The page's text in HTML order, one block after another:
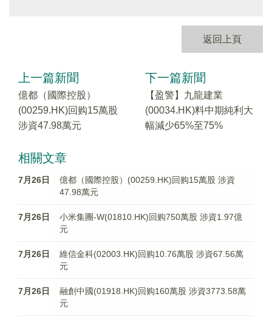
返回上頁
上一篇新聞
億都（國際控股）
(00259.HK)回购15萬股
涉資47.98萬元
下一篇新聞
【盈警】九龍建業
(00034.HK)料中期純利大
幅減少65%至75%
相關文章
7月26日
億都（國際控股）(00259.HK)回购15萬股 涉資
47.98萬元
7月26日
小米集團-W(01810.HK)回购750萬股 涉資1.97億
元
7月26日
維信金科(02003.HK)回购10.76萬股 涉資67.56萬
元
7月26日
融創中國(01918.HK)回购160萬股 涉資3773.58萬
元